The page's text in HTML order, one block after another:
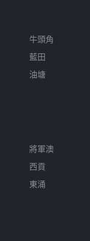
牛頭角
藍田
油塘
將軍澳
西貢
東涌